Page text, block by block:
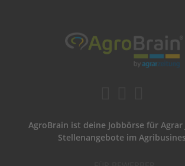
AgroBrain ist deine Jobbörse für Agrar
Stellenangebote im